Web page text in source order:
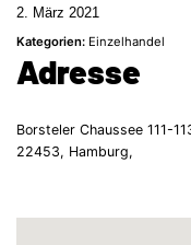
2. März 2021
Kategorien: Einzelhandel
Adresse
Borsteler Chaussee 111-
22453, Hamburg,